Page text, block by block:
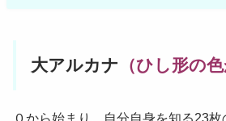
大アルカナ （ひし形の色